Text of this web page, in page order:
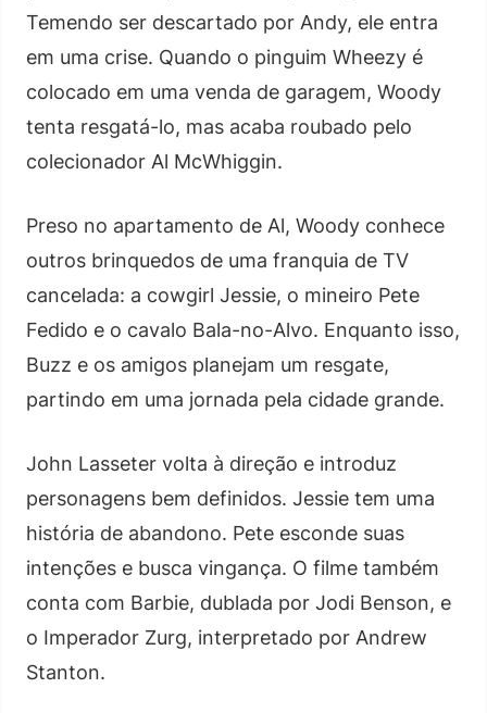
Temendo ser descartado por Andy, ele entra
em uma crise. Quando o pinguim Wheezy é
colocado em uma venda de garagem, Woody
tenta resgatá-lo, mas acaba roubado pelo
colecionador Al McWhiggin.
Preso no apartamento de Al, Woody conhece
outros brinquedos de uma franquia de TV
cancelada: a cowgirl Jessie, o mineiro Pete
Fedido e o cavalo Bala-no-Alvo. Enquanto isso,
Buzz e os amigos planejam um resgate,
partindo em uma jornada pela cidade grande.
John Lasseter volta à direção e introduz
personagens bem definidos. Jessie tem uma
história de abandono. Pete esconde suas
intenções e busca vingança. O filme também
conta com Barbie, dublada por Jodi Benson, e
o Imperador Zurg, interpretado por Andrew
Stanton.